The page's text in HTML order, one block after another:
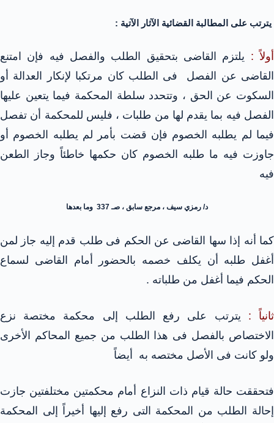
يترتب على المطالبة القضائية الآثار الآتية :
أولاً : يلتزم القاضى بتحقيق الطلب والفصل فيه فإن امتنع
القاضى عن الفصل فى الطلب كان مرتكبا لإنكار العدالة أو
السكوت عن الحق ، وتتحدد سلطة المحكمة فيما يتعين عليها
الفصل فيه بما يقدم لها من طلبات ، فليس للمحكمة أن تفصل
فيما لم يطلبه الخصوم فإن قضت بأمر لم يطلبه الخصوم أو
جاوزت فيه ما طلبه الخصوم كان حكمها خاطئاً وجاز الطعن
فيه
د/ رمزي سيف ، مرجع سابق ، صـ 337 وما بعدها
كما أنه إذا سها القاضى عن الحكم فى طلب قدم إليه جاز لمن
أغفل طلبه أن يكلف خصمه بالحضور أمام القاضى لسماع
الحكم فيما أغفل من طلباته .
ثانياً : يترتب على رفع الطلب إلى محكمة مختصة نزع
الاختصاص بالفصل فى هذا الطلب من جميع المحاكم الأخرى
ولو كانت فى الأصل مختصه به أيضاً
فتحققت حالة قيام ذات النزاع أمام محكمتين مختلفتين جازت
إحالة الطلب من المحكمة التى رفع إليها أخيراً إلى المحكمة